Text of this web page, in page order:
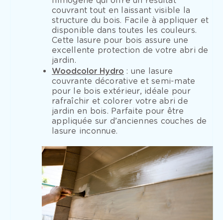
couvrant tout en laissant visible la
structure du bois. Facile à appliquer et
disponible dans toutes les couleurs.
Cette lasure pour bois assure une
excellente protection de votre abri de
jardin.
Woodcolor Hydro : une lasure
couvrante décorative et semi-mate
pour le bois extérieur, idéale pour
rafraîchir et colorer votre abri de
jardin en bois. Parfaite pour être
appliquée sur d’anciennes couches de
lasure inconnue.